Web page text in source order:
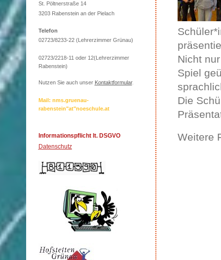
Nicht
Spiel
Die
Weitere
St. Pöltnerstraße 14
3203 Rabenstein an der Pielach
Telefon
02723/8233-22 (Lehrerzimmer Grünau)
02723/2218-11 oder 12(Lehrerzimmer
Rabenstein)
Nutzen Sie auch unser Kontaktformular.
Mail: nms.gruenau-
rabenstein"at"noeschule.at
Informationspflicht lt. DSGVO
Datenschutz